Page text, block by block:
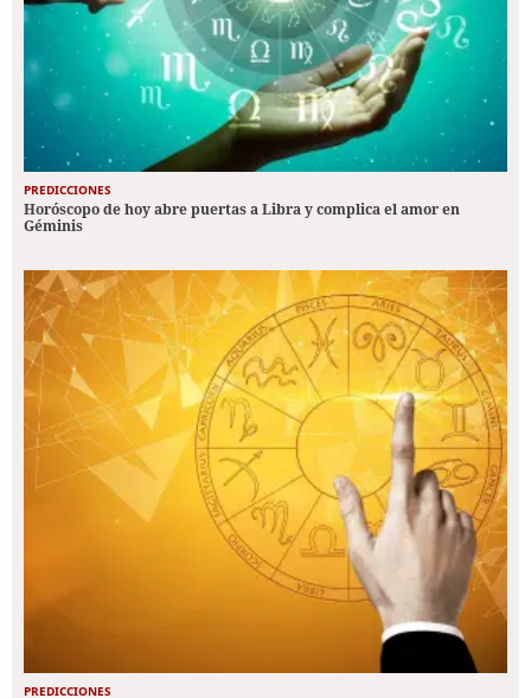
PREDICCIONES
Horóscopo de hoy abre puertas a Libra y complica el amor en
Géminis
PREDICCIONES